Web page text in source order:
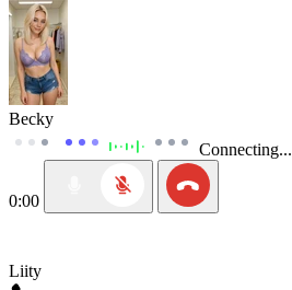
Becky
Connecting...
0:00
Liity